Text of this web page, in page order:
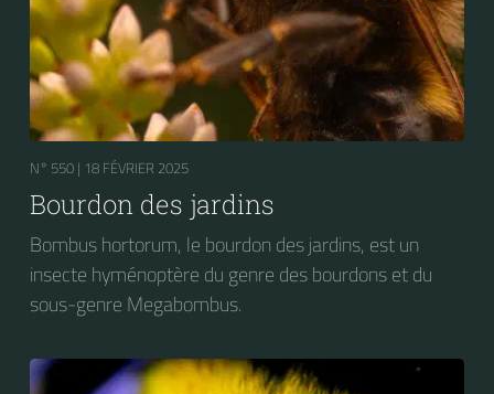
N° 550 | 18 FÉVRIER 2025
Bourdon des jardins
Bombus hortorum, le bourdon des jardins, est un
insecte hyménoptère du genre des bourdons et du
sous-genre Megabombus.